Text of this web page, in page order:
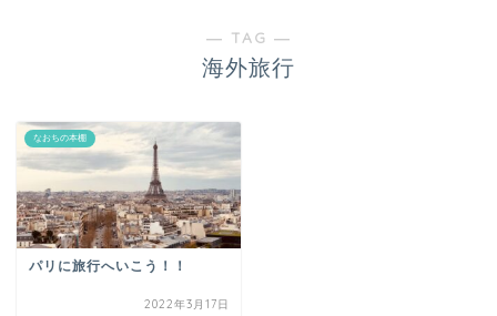
― TAG ―
海外旅行
なおちの本棚
パリに旅行へいこう！！
2022年3月17日